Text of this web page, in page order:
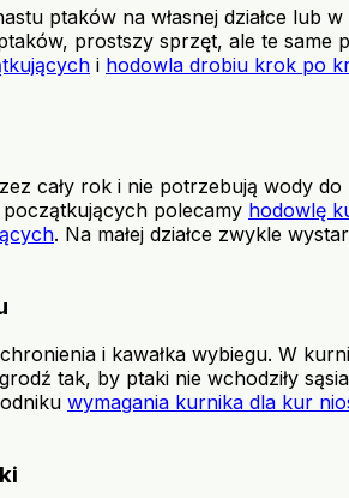
ptaków na własnej działce
prostszy sprzęt, ale te
i hodowla drobiu krok po
cały rok i nie potrzebują wody
polecamy hodowlę
. Na małej działce zwykle
i kawałka wybiegu. W
tak, by ptaki nie wchodziły
wymagania kurnika dla kur